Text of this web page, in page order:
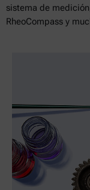
sistema de
RheoCompass y